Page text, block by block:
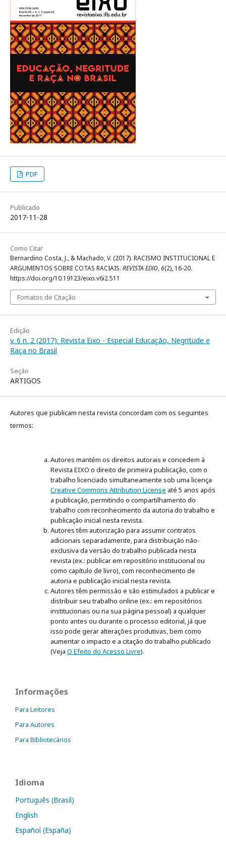
PDF
Publicado
2017-11-28
Como Citar
Bernardino Costa, J., & Machado, V. (2017). RACISMO INSTITUCIONAL E
ARGUMENTOS SOBRE COTAS RACIAIS. REVISTA EIXO,6(2), 16-20.
https://doi.org/10.19123/eixo.v6i2.511
Fomatos de Citação
Edição
v. 6 n. 2 (2017): Revista Eixo - Especial Educação, Negritude e
Raça no Brasil
Seção
ARTIGOS
Autores que publicam nesta revista concordam com os seguintes
termos:
Autores mantém os direitos autorais e concedem à
Revista EIXO o direito de primeira publicação, com o
trabalho licenciado simultaneamente sob uma licença
Creative Commons Attribution License até 5 anos após
a publicação, permitindo o compartilhamento do
trabalho com reconhecimento da autoria do trabalho e
publicação inicial nesta revista.
Autores têm autorização para assumir contratos
adicionais separadamente, para distribuição não-
exclusiva da versão do trabalho publicada nesta
revista (ex.: publicar em repositório institucional ou
como capítulo de livro), com reconhecimento de
autoria e publicação inicial nesta revista.
Autores têm permissão e são estimulados a publicar e
distribuir seu trabalho online (ex.: em repositórios
institucionais ou na sua página pessoal) a qualquer
ponto antes ou durante o processo editorial, já que
isso pode gerar alterações produtivas, bem como
aumentar o impacto e a citação do trabalho publicado
(Veja O Efeito do Acesso Livre).
Informações
Para Leitores
Para Autores
Para Bibliotecários
Idioma
Português (Brasil)
English
Español (España)